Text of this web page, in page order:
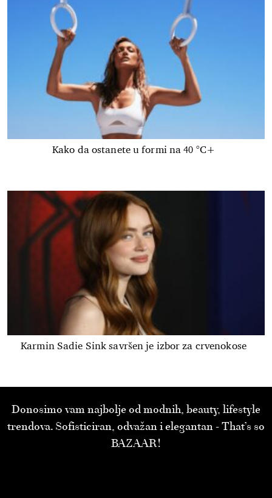
Kako da ostanete u formi na 40 °C+
Karmin Sadie Sink savršen je izbor za crvenokose
Donosimo vam najbolje od modnih, beauty, lifestyle
trendova. Sofisticiran, odvažan i elegantan - That’s so
BAZAAR!